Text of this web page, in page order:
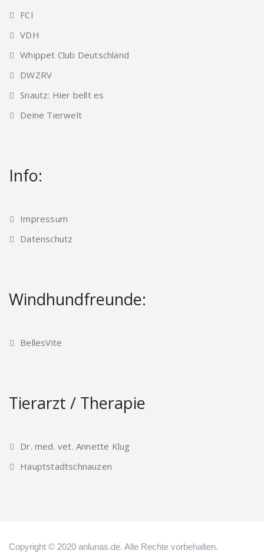
FCI
VDH
Whippet Club Deutschland
DWZRV
Snautz: Hier bellt es
Deine Tierwelt
Info:
Impressum
Datenschutz
Windhundfreunde:
BellesVite
Tierarzt / Therapie
Dr. med. vet. Annette Klug
Hauptstadtschnauzen
Copyright © 2020 anlunas.de. Alle Rechte vorbehalten.